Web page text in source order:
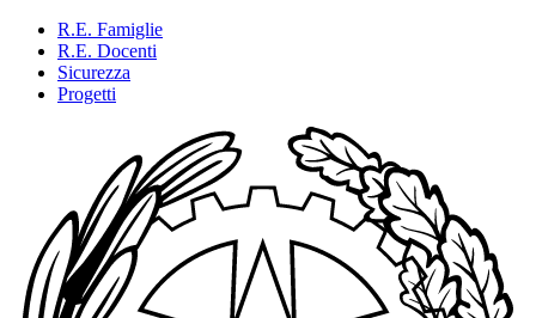
R.E. Famiglie
R.E. Docenti
Sicurezza
Progetti